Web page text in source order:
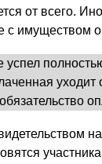
от всего.
с имуществом